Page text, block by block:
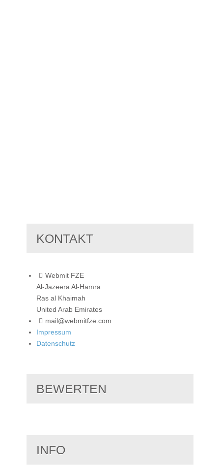
KONTAKT
Webmit FZE
Al-Jazeera Al-Hamra
Ras al Khaimah
United Arab Emirates
mail@webmitfze.com
Impressum
Datenschutz
BEWERTEN
INFO